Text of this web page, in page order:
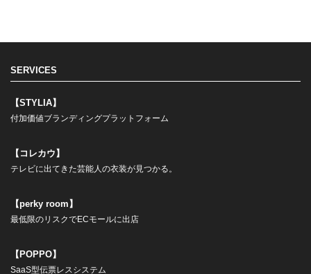
SERVICES
【STYLIA】
付加価値ブランディングプラットフォーム
【コレカウ】
テレビに出てきた芸能人の衣装が見つかる。
【perky room】
最低限のリスクでECモールに出店
【POPPO】
SaaS型伝票レスシステム